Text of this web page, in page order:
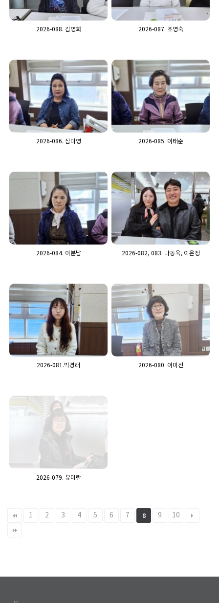
2026-088. 김영희 2026-087. 조영숙
2026-086. 심미영 2026-085. 이태순
2026-084. 이분남 2026-082, 083. 나동욱, 이은정
2026-081.박경래 2026-080. 이미선
2026-079. 유미란
1 2 3 4 5 6 7 8 9 10